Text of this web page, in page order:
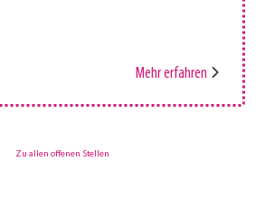
Mehr erfahren
Zu allen offenen Stellen